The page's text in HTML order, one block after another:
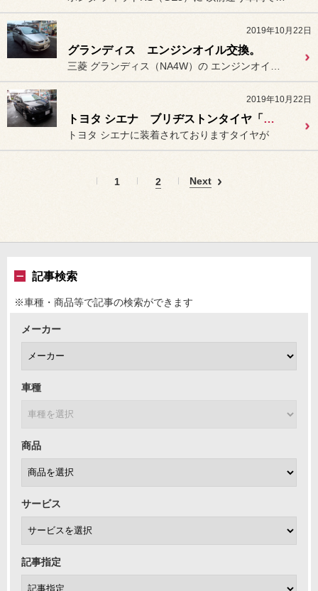
2019年10月22日
グランディス エンジンオイル交換。
2019年10月22日
トヨタ シエナ ブリヂストンタイヤ「ALENZA（アレンザ）001」装着。
トヨタ シエナに装着されておりますタイヤが
1 2 Next
記事検索
※車種・商品等で記事の検索ができます
メーカー
車種
商品
サービス
記事指定